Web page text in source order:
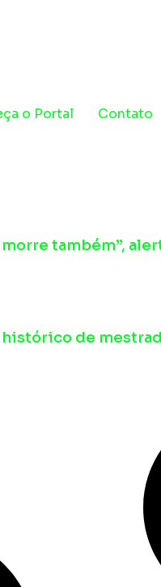
o Portal Contato
também”,
de